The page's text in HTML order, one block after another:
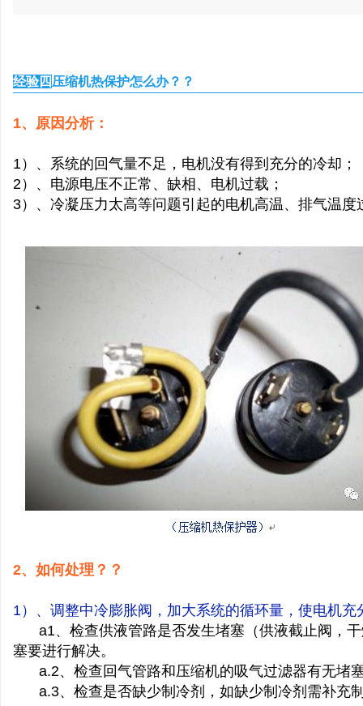
经验四压缩机热保护怎么办？？
1、原因分析：
1 ）、系统的回气量不足，电机没有得到充分的冷却；
2 ）、电源电压不正常、缺相、电机过载；
3）、冷凝压力太高等问题引起的电机高温、排气温
2、如何处理？？
1 ）、调整中冷膨胀阀，加大系统的循环量，使电机充
a1、检查供液管路是否发生堵塞（供液截止阀，
塞要进行解决。
a.2、检查回气管路和压缩机的吸气过滤器有无堵
a.3、检查是否缺少制冷剂，如缺少制冷剂需补充